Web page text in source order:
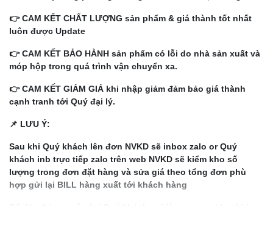
👉 CAM KẾT CHẤT LƯỢNG sản phẩm & giá thành tốt nhất
luôn được Update
👉 CAM KẾT BẢO HÀNH sản phẩm có lỗi do nhà sản xuất và
móp hộp trong quá trình vận chuyển xa.
👉 CAM KẾT GIẢM GIÁ khi nhập giảm đảm bảo giá thành
cạnh tranh tới Quý đại lý.
📌 LƯU Ý:
Sau khi Quý khách lên đơn NVKD sẽ inbox zalo or Quý
khách inb trực tiếp zalo trên web NVKD sẽ kiểm kho số
lượng trong đơn đặt hàng và sửa giá theo tổng đơn phù
hợp gửi lại BILL hàng xuất tới khách hàng